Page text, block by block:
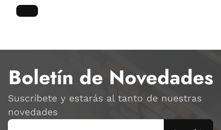
Boletín de Novedades
Suscríbete y estarás al tanto de nuestras
novedades